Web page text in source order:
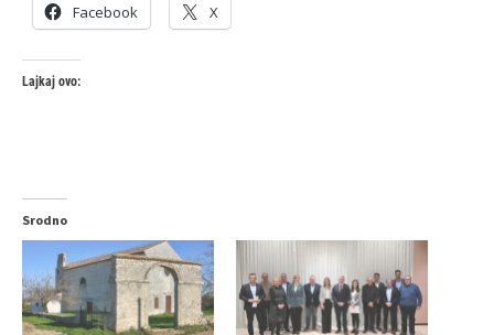
Facebook X
Lajkaj ovo:
Srodno